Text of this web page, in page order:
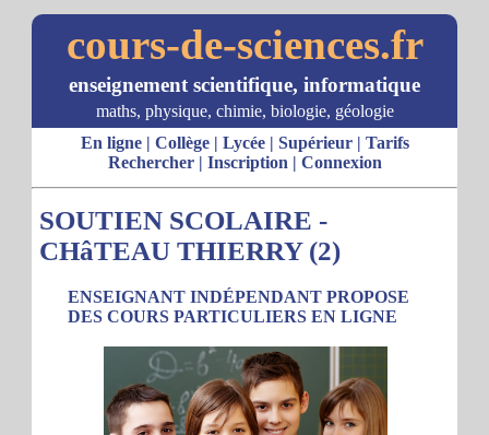
cours-de-sciences.fr
enseignement scientifique, informatique
maths, physique, chimie, biologie, géologie
En ligne| Collège| Lycée| Supérieur| Tarifs
Rechercher| Inscription | Connexion
SOUTIEN SCOLAIRE -
CHâTEAU THIERRY (2)
ENSEIGNANT INDÉPENDANT PROPOSE
DES COURS PARTICULIERS EN LIGNE